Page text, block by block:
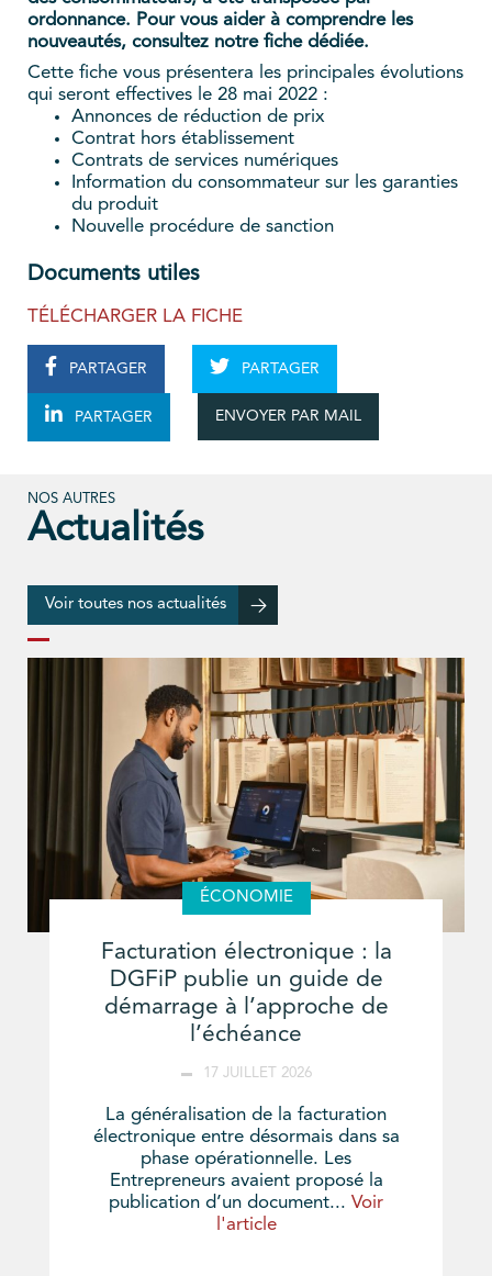
ordonnance. Pour vous aider à comprendre les
nouveautés, consultez notre fiche dédiée.
Cette fiche vous présentera les principales évolutions
qui seront effectives le 28 mai 2022 :
Annonces de réduction de prix
Contrat hors établissement
Contrats de services numériques
Information du consommateur sur les garanties
du produit
Nouvelle procédure de sanction
Documents utiles
TÉLÉCHARGER LA FICHE
PARTAGER PARTAGER
PARTAGER ENVOYER PAR MAIL
NOS AUTRES
Actualités
Voir toutes nos actualités
ÉCONOMIE
Facturation électronique : la
DGFiP publie un guide de
démarrage à l’approche de
l’échéance
17 JUILLET 2026
La généralisation de la facturation
électronique entre désormais dans sa
phase opérationnelle. Les
Entrepreneurs avaient proposé la
publication d’un document... Voir
l'article